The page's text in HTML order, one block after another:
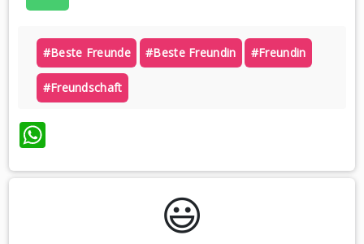
#beste Freunde #beste Freundin #freundin
#freundschaft
WhatsApp
😃️